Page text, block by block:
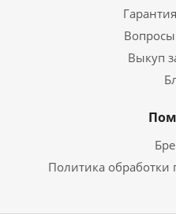
Выкуп
Политика